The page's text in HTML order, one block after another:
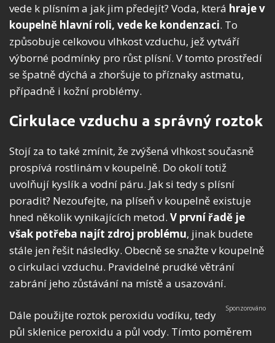
vede k plísním a jak jim předejít? Voda, která hraje v
koupelně hlavní roli, vede ke kondenzaci. To
způsobuje celkovou vlhkost vzduchu, jež vytváří
výborné podmínky pro růst plísní. V tomto prostředí
se špatně dýchá a zhoršuje to příznaky astmatu,
případně i kožní problémy.
Cirkulace vzduchu a správný roztok
Stojí za to také zmínit, že zvýšená vlhkost současně
prospívá rostlinám v koupelně. Do okolí totiž
uvolňují kyslík a vodní páru. Jak si tedy s plísní
poradit? Nezoufejte, na plíseň v koupelně existuje
hned několik vynikajících metod. V první řadě je
však potřeba najít zdroj problému, jinak budete
stále jen řešit následky. Obecně se snažte v koupelně
o cirkulaci vzduchu. Pravidelné prudké větrání
zabrání jeho zůstávání na místě a usazování.
Dále použijte roztok peroxidu vodíku, tedy
půl sklenice peroxidu a půl vody. Tímto poměrem